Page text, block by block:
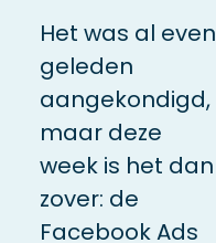
Het was al even
geleden
aangekondigd,
maar deze
week is het dan
zover: de
Facebook Ads